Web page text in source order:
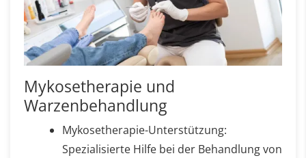
Mykosetherapie und
Warzenbehandlung
Mykosetherapie-Unterstützung:
Spezialisierte Hilfe bei der Behandlung von